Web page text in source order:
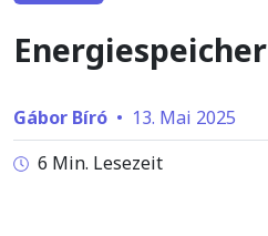
Energiespeicher
Gábor Bíró • 13. Mai 2025
6 Min. Lesezeit